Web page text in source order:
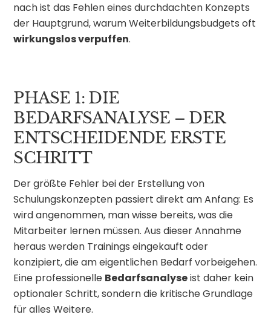
nach ist das Fehlen eines durchdachten Konzepts
der Hauptgrund, warum Weiterbildungsbudgets oft
wirkungslos verpuffen.
PHASE 1: DIE
BEDARFSANALYSE – DER
ENTSCHEIDENDE ERSTE
SCHRITT
Der größte Fehler bei der Erstellung von
Schulungskonzepten passiert direkt am Anfang: Es
wird angenommen, man wisse bereits, was die
Mitarbeiter lernen müssen. Aus dieser Annahme
heraus werden Trainings eingekauft oder
konzipiert, die am eigentlichen Bedarf vorbeigehen.
Eine professionelle Bedarfsanalyseist daher kein
optionaler Schritt, sondern die kritische Grundlage
für alles Weitere.